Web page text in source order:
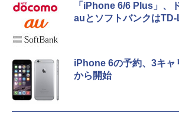
「iPhone 6/6 Plus」、
auとソフトバンクはTD-
iPhone 6の予約、3キャ
から開始